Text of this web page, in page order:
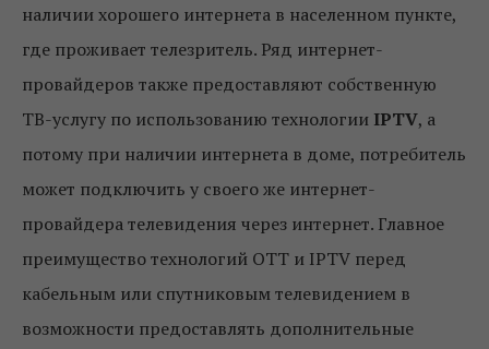
наличии хорошего интернета в населенном пункте,
где проживает телезритель. Ряд интернет-
провайдеров также предоставляют собственную
ТВ-услугу по использованию технологии IPTV, а
потому при наличии интернета в доме, потребитель
может подключить у своего же интернет-
провайдера телевидения через интернет. Главное
преимущество технологий ОТТ и IPTV перед
кабельным или спутниковым телевидением в
возможности предоставлять дополнительные